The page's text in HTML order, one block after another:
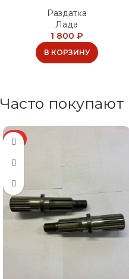
Раздатка
Лада
1 800 ₽
В КОРЗИНУ
Часто покупают
ХИТ